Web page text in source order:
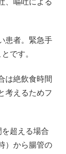
、嘔吐による
患者。緊急手
です。
は絶飲食時間
考えるためフ
を超える場合
）から腸管の